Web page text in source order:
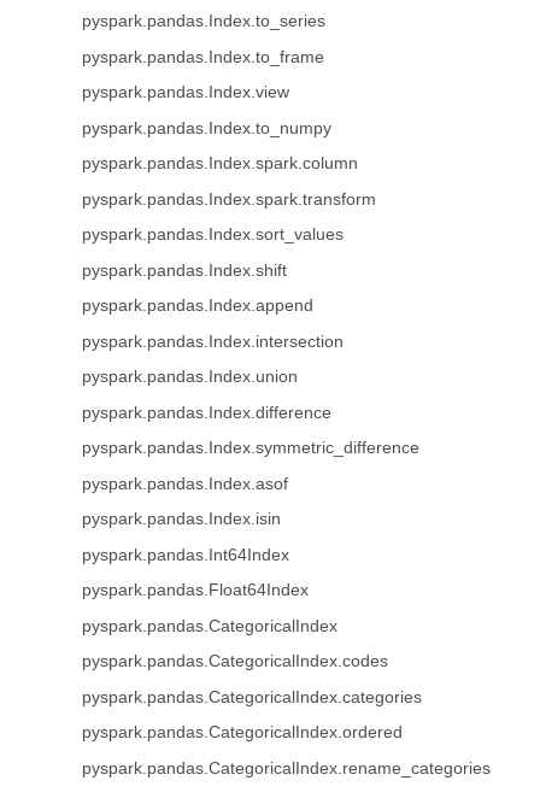
pyspark.pandas.Index.to_series
pyspark.pandas.Index.to_frame
pyspark.pandas.Index.view
pyspark.pandas.Index.to_numpy
pyspark.pandas.Index.spark.column
pyspark.pandas.Index.spark.transform
pyspark.pandas.Index.sort_values
pyspark.pandas.Index.shift
pyspark.pandas.Index.append
pyspark.pandas.Index.intersection
pyspark.pandas.Index.union
pyspark.pandas.Index.difference
pyspark.pandas.Index.symmetric_difference
pyspark.pandas.Index.asof
pyspark.pandas.Index.isin
pyspark.pandas.Int64Index
pyspark.pandas.Float64Index
pyspark.pandas.CategoricalIndex
pyspark.pandas.CategoricalIndex.codes
pyspark.pandas.CategoricalIndex.categories
pyspark.pandas.CategoricalIndex.ordered
pyspark.pandas.CategoricalIndex.rename_categories